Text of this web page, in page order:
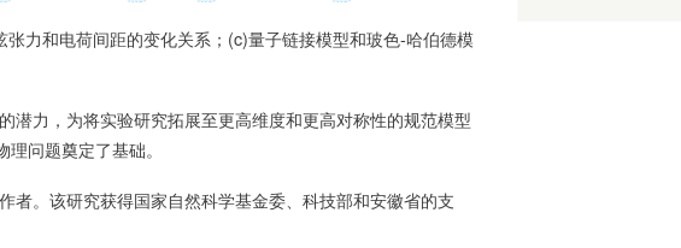
和电荷间距的变化关系；(c)量子链接模型和玻色-哈伯德模
力，为将实验研究拓展至更高维度和更高对称性的规范模型
问题奠定了基础。
。该研究获得国家自然科学基金委、科技部和安徽省的支